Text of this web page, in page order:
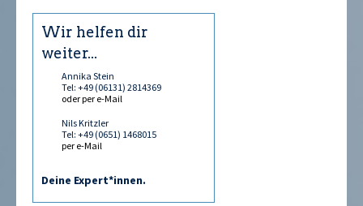
Wir helfen dir
weiter...
Annika Stein
Tel: +49 (06131) 2814369
oder per e-Mail
Nils Kritzler
Tel: +49 (0651) 1468015
per e-Mail
Deine Expert*innen.